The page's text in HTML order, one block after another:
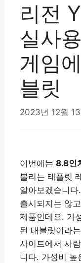
리전
실사
게임
블릿
2023년 12월
이번에는 8.8인
불리는 태플릿
알아보겠습니
출시되지는 않
제품인데요. 가
된 태블릿이라
사이트에서 사
니다. 가성비 높